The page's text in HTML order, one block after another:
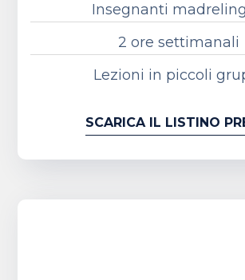
Insegnanti
2 ore settimanali
Lezioni in piccoli
SCARICA IL LISTINO